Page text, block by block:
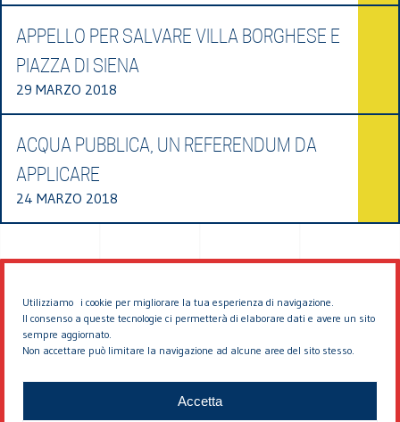
Utilizziamo i cookie per migliorare la tua esperienza di navigazione.
Il consenso a queste tecnologie ci permetterà di elaborare dati e avere un sito
sempre aggiornato.
Non accettare può limitare la navigazione ad alcune aree del sito stesso.
Accetta
APPELLO PER SALVARE VILLA BORGHESE E
PIAZZA DI SIENA
29 MARZO 2018
ACQUA PUBBLICA, UN REFERENDUM DA
APPLICARE
24 MARZO 2018
© 2026 EDDYBURG